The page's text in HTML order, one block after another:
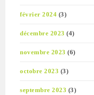
février 2024 (3)
décembre 2023 (4)
novembre 2023 (6)
octobre 2023 (3)
septembre 2023 (3)